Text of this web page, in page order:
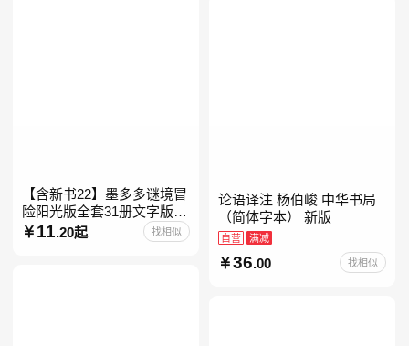
【含新书22】墨多多谜境冒
险阳光版全套31册文字版彩
色漫画版不可思议事件簿怪
物大师任选 雷欧幻像查理九
11 .20起 找相似
论语译注 杨伯峻 中华书局
（简体字本） 新版
自营 满减
36.00 找相似